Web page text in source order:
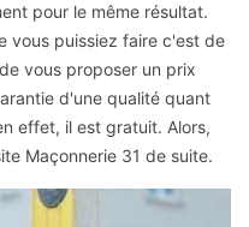
pour le même résultat.
vous puissiez faire c'est de
vous proposer un prix
d'une qualité quant
effet, il est gratuit. Alors,
Maçonnerie 31 de suite.